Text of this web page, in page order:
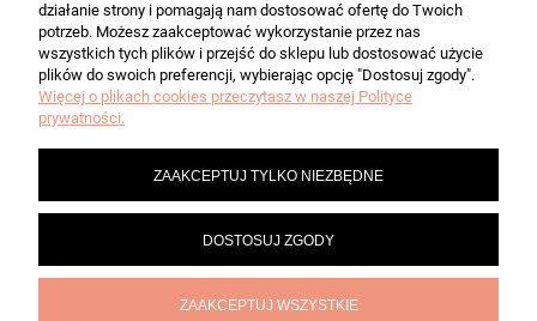
MOJE KONTO
PŁATNOŚCI I DOSTAWA
INFORMACJE
działanie strony i pomagają nam dostosować ofertę do Twoich
potrzeb. Możesz zaakceptować wykorzystanie przez nas
wszystkich tych plików i przejść do sklepu lub dostosować użycie
plików do swoich preferencji, wybierając opcję "Dostosuj zgody".
Więcej o plikach cookies przeczytasz w naszej Polityce
prywatności.
ZAAKCEPTUJ TYLKO NIEZBĘDNE
DOSTOSUJ ZGODY
ZAAKCEPTUJ WSZYSTKIE